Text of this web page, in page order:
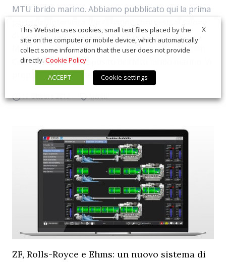
MTU ibrido marino. Abbiamo pubblicato qui la prima
di Cannes Daniel Ramoli, Senior Manager Sales
Marine, e Tobias Kohl, Senior Manager Application
Center Marine, a proposito dell’Mtu ibrido marino. Vi
proponiamo qui la seconda parte d...
17 Ottobre 2019 Marini
ZF, Rolls-Royce e Ehms: un nuovo sistema di
X
This Website uses cookies, small text files placed by the
site on the computer or mobile device, which automatically
collect some information that the user does not provide
directly. Cookie Policy
ACCEPT
Cookie settings